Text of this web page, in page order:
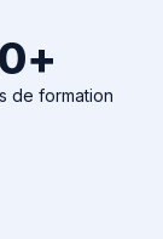
de formation
+